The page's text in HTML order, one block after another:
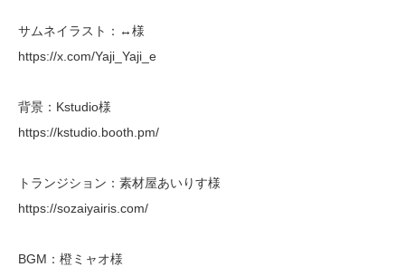
サムネイラスト：↔︎様
https://x.com/Yaji_Yaji_e
背景：Kstudio様
https://kstudio.booth.pm/
トランジション：素材屋あいりす様
https://sozaiyairis.com/
BGM：橙ミャオ様